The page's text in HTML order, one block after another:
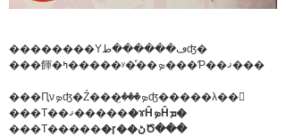
��������Υڡ������طʤ�
���餫�ߤ�����ʸ�ͤ��ܤ���Ƥ��ޤ���
���Ԥνܤʤ�Ź���꤬���ܤʤ�����λ��
���Τ��ޤ�����
�ɤĤܤĤܡ�
���Τ�����
�ɼ��ڻԾ���